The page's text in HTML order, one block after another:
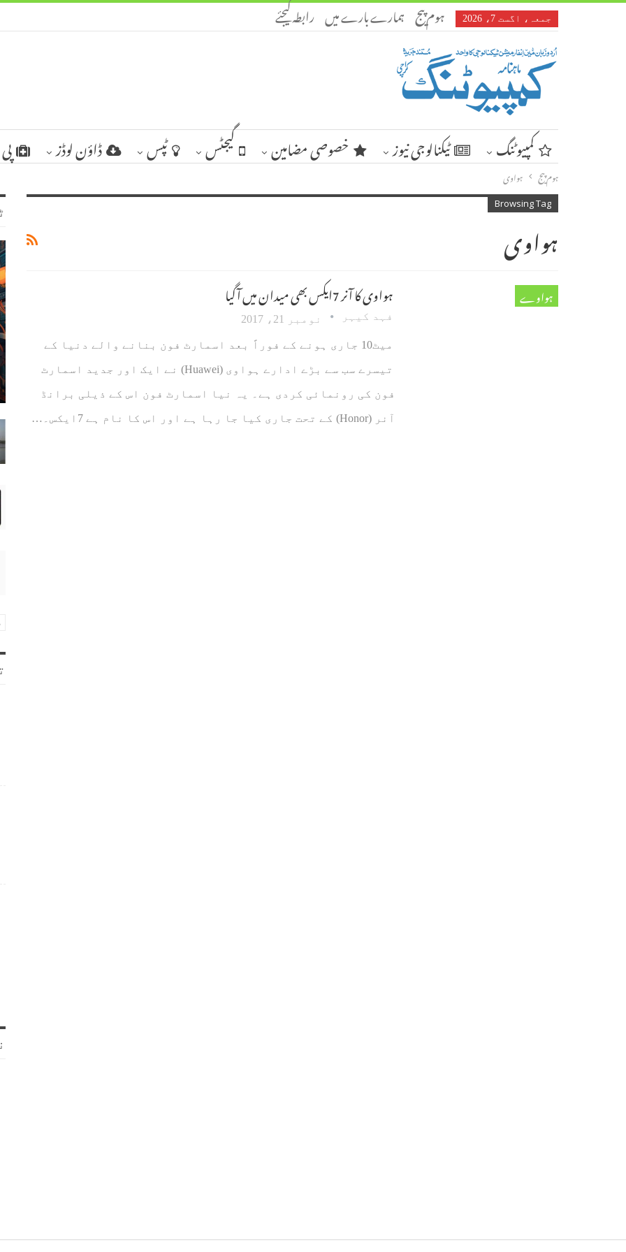
جمعہ، اگست 7، 2026 ہوم پیج ہمارے بارے میں رابطہ کیجئے
کمپیوٹنگ ٹیکنالوجی نیوز خصوصی مضامین گیجٹس ٹپس ڈاؤن لوڈز
ہوم پیج ہواوی
Browsing Tag
ہواوی
ہواوے ہواوی کا آنر 7ایکس بھی میدان میں آ گیا
فہد کیہر نومبر 21، 2017
میٹ10 جاری ہونے کے فوراً بعد اسمارٹ فون بنانے والے دنیا کے
تیسرے سب سے بڑے ادارے ہواوی (Huawei) نے ایک اور جدید اسمارٹ
فون کی رونمائی کردی ہے۔ یہ نیا اسمارٹ فون اس کے ذیلی برانڈ
آنر (Honor) کے تحت جاری کیا جا رہا ہے اور اس کا نام ہے 7ایکس۔…